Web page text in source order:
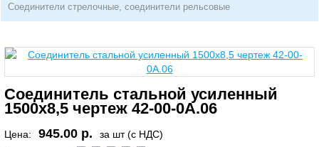
Соединители стрелочные, соединители рельсовые
Соединитель стальной усиленный
1500х8,5 чертеж 42-00-0А.06
Цена: 945.00 р.
за шт (с НДС)